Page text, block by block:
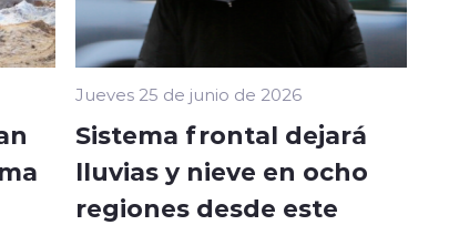
Jueves 25 de junio de 2026
Sistema frontal dejará
lluvias y nieve en ocho
regiones desde este